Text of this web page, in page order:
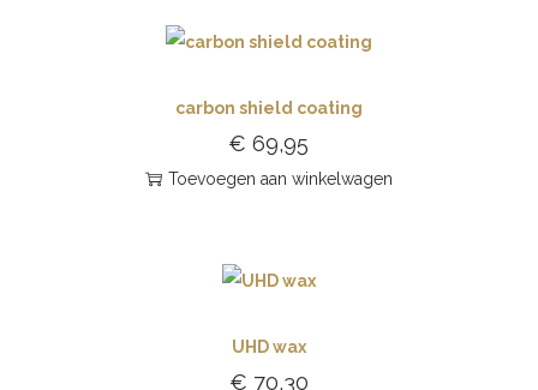
carbon shield coating
€ 69,95
Toevoegen aan winkelwagen
UHD wax
€ 70,30